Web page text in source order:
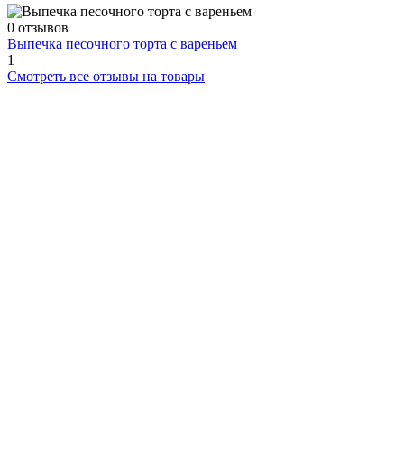
0 отзывов
Выпечка песочного торта с вареньем
1
Смотреть все отзывы на товары